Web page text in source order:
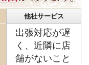
他社サービス
出張対応が遅
く、近隣に店
舗がないこと